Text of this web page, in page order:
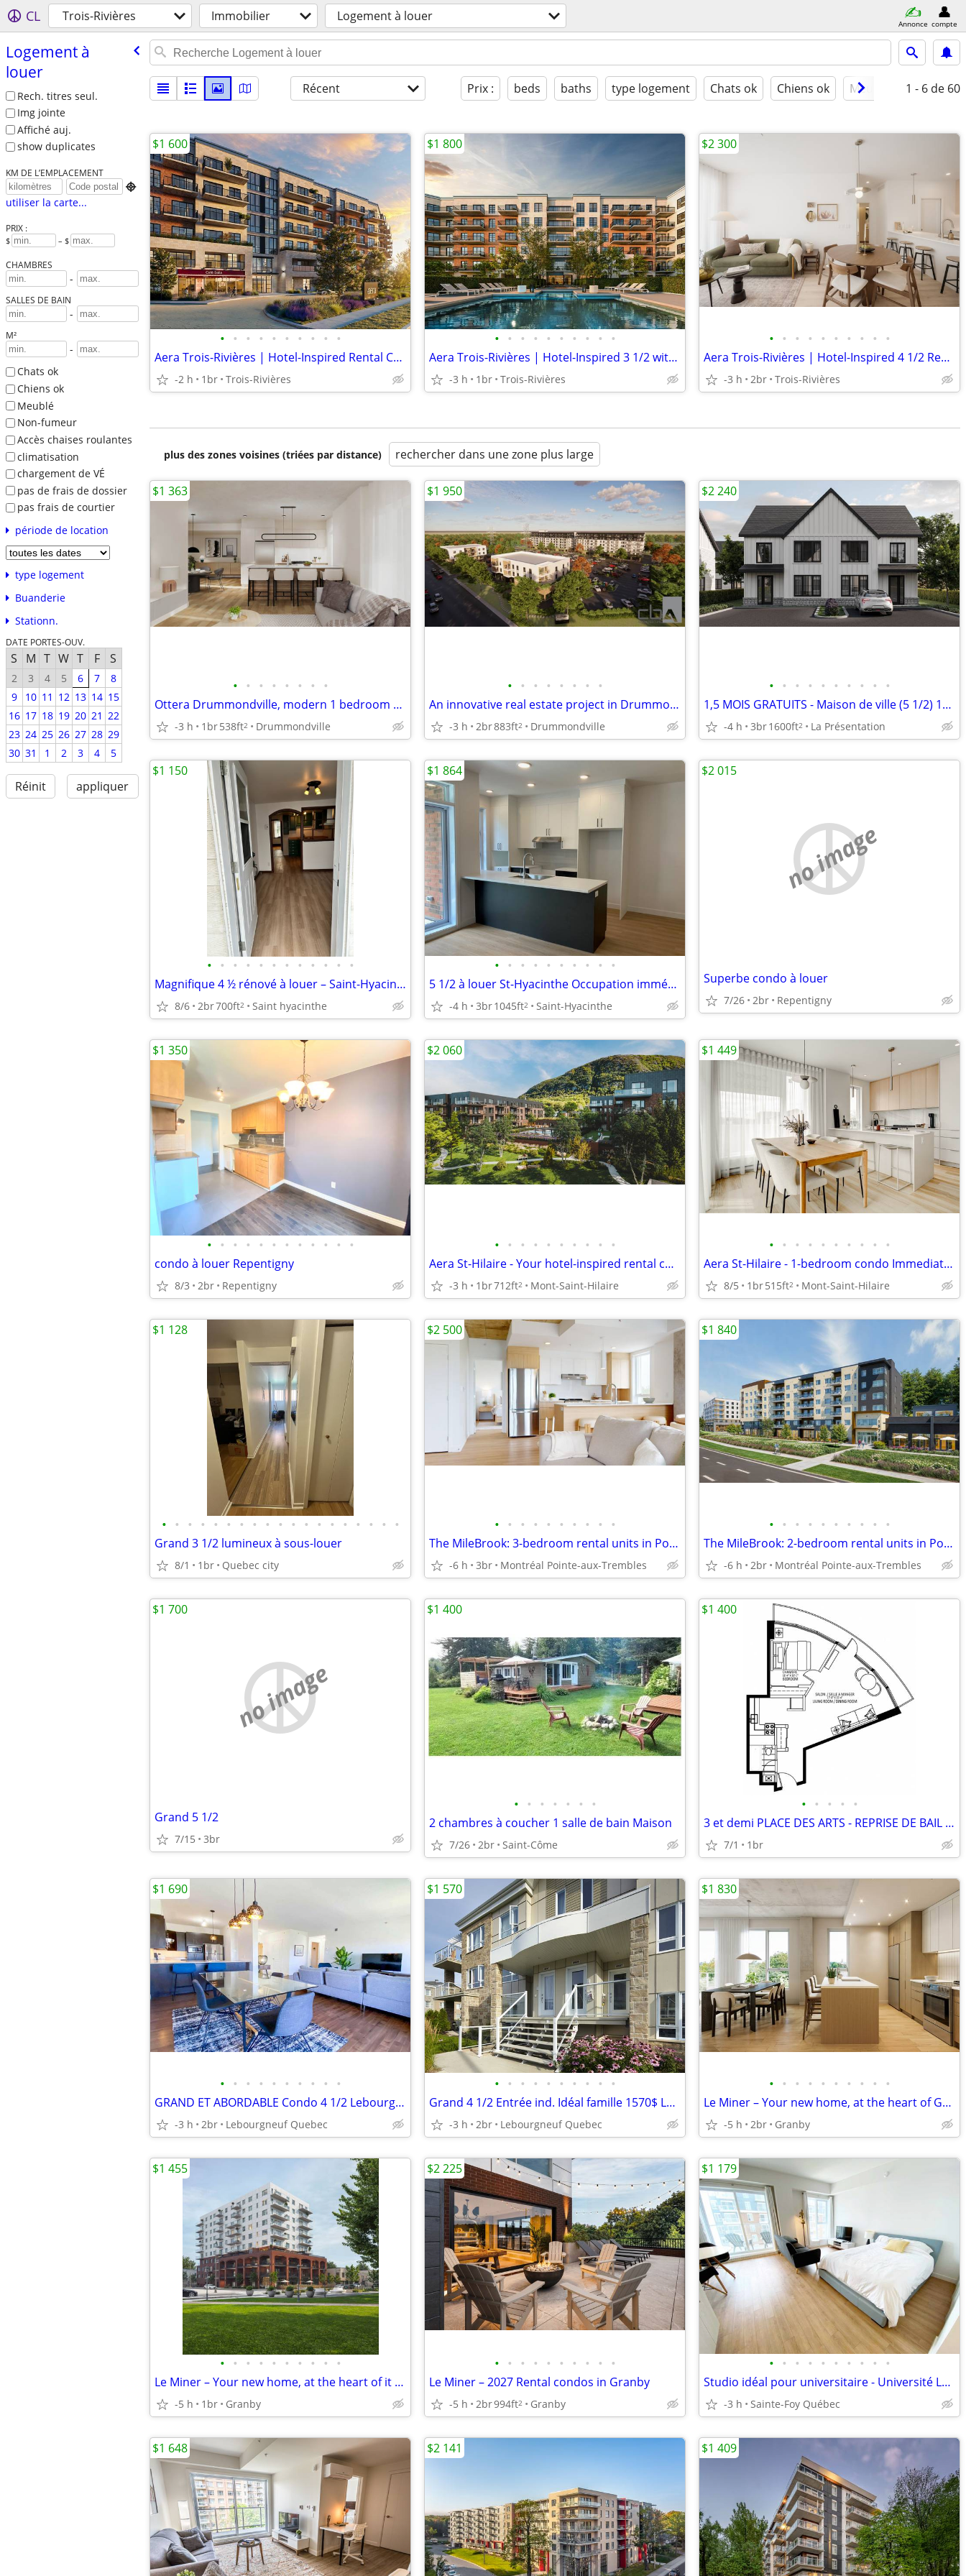
CL Trois-Rivières Immobilier Logement à louer Annonce compte
Logement à
louer
Rech. titres seul.
Img jointe
Affiché auj.
show duplicates
KM DE L’EMPLACEMENT

utiliser la carte...
PRIX :
$ – $
CHAMBRES
-
SALLES DE BAIN
-
M²
-
Chats ok
Chiens ok
Meublé
Non-fumeur
Accès chaises roulantes
climatisation
chargement de VÉ
pas de frais de dossier
pas frais de courtier
période de location
type logement
Buanderie
Stationn.
DATE PORTES-OUV.
S M T W T F S
2 3 4 5 6 7
8
9
10 11 12 13 14 15
16 17 18 19 20 21 22
23 24 25 26 27 28 29
30 31 1 2 3 4 5
Réinit appliquer
Récent Prix : beds baths type logement Chats ok Chiens ok Meublé 1 - 6 de 60
• • • • • • • • • •
Aera Trois-Rivières | Hotel-Inspired Rental Condos
-2 h 1br Trois-Rivières
$1 600
• • • • • • • • • •
Aera Trois-Rivières | Hotel-Inspired 3 1/2 with office space
-3 h 1br Trois-Rivières
$1 800
• • • • • • • • • •
Aera Trois-Rivières | Hotel-Inspired 4 1/2 Rental Condos
-3 h 2br Trois-Rivières
$2 300
plus des zones voisines (triées par distance) rechercher dans une zone plus large
• • • • • • • •
Ottera Drummondville, modern 1 bedroom condo
-3 h 1br538ft2 Drummondville
$1 363
• • • • • • • •
An innovative real estate project in Drummondville
-3 h 2br883ft2 Drummondville
$1 950
• • • • • • • • • •
1,5 MOIS GRATUITS - Maison de ville (5 1/2) 1ER SEPT
-4 h 3br1600ft2 La Présentation
$2 240
• • • • • • • • • • • •
Magnifique 4 ½ rénové à louer – Saint-Hyacinthe
8/6 2br700ft2 Saint hyacinthe
$1 150
• • • • • • • • • •
5 1/2 à louer St-Hyacinthe Occupation immédiate
-4 h 3br1045ft2 Saint-Hyacinthe
$1 864
no image
Superbe condo à louer
7/26 2br Repentigny
$2 015
• • • • • • • • • • • •
condo à louer Repentigny
8/3 2br Repentigny
$1 350
• • • • • • • • • •
Aera St-Hilaire - Your hotel-inspired rental condos
-3 h 1br712ft2 Mont-Saint-Hilaire
$2 060
• • • • • • • • • •
Aera St-Hilaire - 1-bedroom condo Immediate occupancy
8/5 1br515ft2 Mont-Saint-Hilaire
$1 449
• • • • • • • • • • • • • • • • • • •
Grand 3 1/2 lumineux à sous-louer
8/1 1br Quebec city
$1 128
• • • • • • • • • •
The MileBrook: 3-bedroom rental units in Pointe-aux-Trembles
-6 h 3br Montréal Pointe-aux-Trembles
$2 500
• • • • • • • • • •
The MileBrook: 2-bedroom rental units in Pointe-aux-Trembles
-6 h 2br Montréal Pointe-aux-Trembles
$1 840
no image
Grand 5 1/2
7/15 3br
$1 700
• • • • • • •
2 chambres à coucher 1 salle de bain Maison
7/26 2br Saint-Côme
$1 400
• • • • •
3 et demi PLACE DES ARTS - REPRISE DE BAIL JUILLET 2026-AVRIL 2027
7/1 1br
$1 400
• • • • • • • • • •
GRAND ET ABORDABLE Condo 4 1/2 Lebourgneuf
-3 h 2br Lebourgneuf Quebec
$1 690
• • • • • • • • • •
Grand 4 1/2 Entrée ind. Idéal famille 1570$ Lebourgneuf
-3 h 2br Lebourgneuf Quebec
$1 570
• • • • • • • • • •
Le Miner – Your new home, at the heart of Granby
-5 h 2br Granby
$1 830
• • • • • • • • • •
Le Miner – Your new home, at the heart of it all in Granby
-5 h 1br Granby
$1 455
• • • • • • • • • •
Le Miner – 2027 Rental condos in Granby
-5 h 2br994ft2 Granby
$2 225
• • • • • • • • • •
Studio idéal pour universitaire - Université Laval
-3 h Sainte-Foy Québec
$1 179
$1 648 $2 141 $1 409